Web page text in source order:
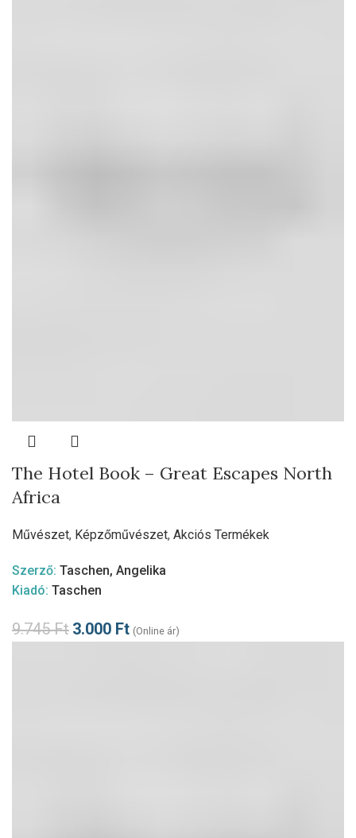
The Hotel Book – Great Escapes North
Africa
Művészet, Képzőművészet, Akciós Termékek
Szerző: Taschen, Angelika
Kiadó: Taschen
9.745Ft 3.000 Ft (Online ár)